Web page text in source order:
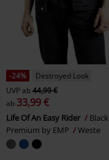
-24%
Destroyed Look
UVPab44,99 €
ab 33,99 €
Life Of An Easy Rider
Black
Premium by EMP
Weste